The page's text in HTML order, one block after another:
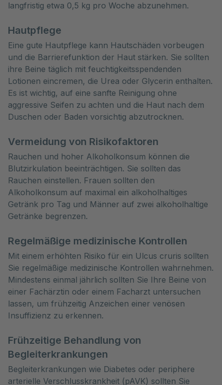
langfristig etwa 0,5 kg pro Woche abzunehmen.
Hautpflege
Eine gute Hautpflege kann Hautschäden vorbeugen
und die Barrierefunktion der Haut stärken. Sie sollten
ihre Beine täglich mit feuchtigkeitsspendenden
Lotionen eincremen, die Urea oder Glycerin enthalten.
Es ist wichtig, auf eine sanfte Reinigung ohne
aggressive Seifen zu achten und die Haut nach dem
Duschen oder Baden vorsichtig abzutrocknen.
Vermeidung von Risikofaktoren
Rauchen und hoher Alkoholkonsum können die
Blutzirkulation beeinträchtigen. Sie sollten das
Rauchen einstellen. Frauen sollten den
Alkoholkonsum auf maximal ein alkoholhaltiges
Getränk pro Tag und Männer auf zwei alkoholhaltige
Getränke begrenzen.
Regelmäßige medizinische Kontrollen
Mit einem erhöhten Risiko für ein Ulcus cruris sollten
Sie regelmäßige medizinische Kontrollen wahrnehmen.
Mindestens einmal jährlich sollten Sie Ihre Beine von
einer Fachärztin oder einem Facharzt untersuchen
lassen, um frühzeitig Anzeichen einer venösen
Insuffizienz zu erkennen.
Frühzeitige Behandlung von
Begleiterkrankungen
Begleiterkrankungen wie Diabetes oder periphere
arterielle Verschlusskrankheit (pAVK) sollten Sie